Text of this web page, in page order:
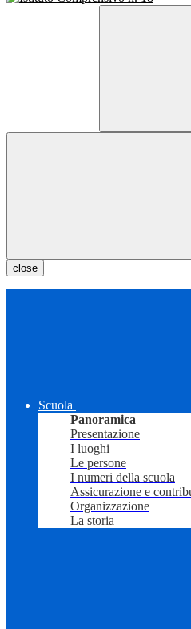
close
Scuola
Panoramica
Presentazione
I luoghi
Le persone
I numeri della scuola
Assicurazione e
Organizzazione
La storia